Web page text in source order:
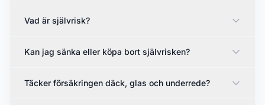
Vad är självrisk?
Kan jag sänka eller köpa bort självrisken?
Täcker försäkringen däck, glas och underrede?